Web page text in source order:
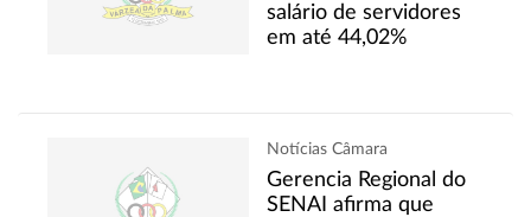
salário de servidores
em até 44,02%
Notícias Câmara
Gerencia Regional do
SENAI afirma que